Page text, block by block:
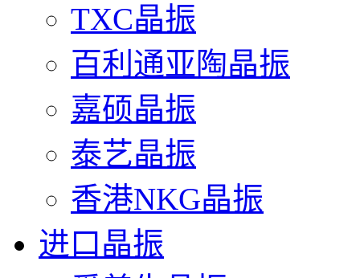
TXC晶振
百利通亚陶晶振
嘉硕晶振
泰艺晶振
香港NKG晶振
进口晶振